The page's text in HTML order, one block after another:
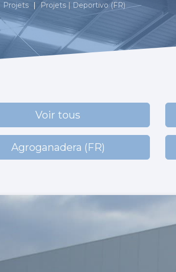
Projets Projets | Deportivo (FR)
Voir tous
Agroganadera (FR)